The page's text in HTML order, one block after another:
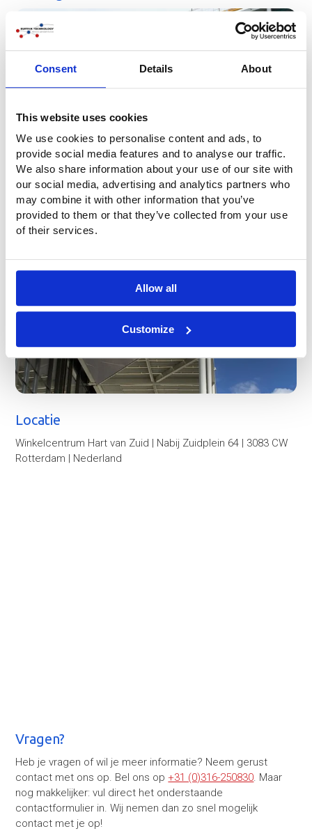
Consent Details About
This website uses cookies
We use cookies to personalise content and ads, to
provide social media features and to analyse our traffic.
We also share information about your use of our site with
our social media, advertising and analytics partners who
may combine it with other information that you’ve
provided to them or that they’ve collected from your use
of their services.
Allow all
Customize
Locatie
Winkelcentrum Hart van Zuid | Nabij Zuidplein 64 | 3083 CW
Rotterdam | Nederland
Vragen?
Heb je vragen of wil je meer informatie? Neem gerust
contact met ons op. Bel ons op +31 (0)316-250830. Maar
nog makkelijker: vul direct het onderstaande
contactformulier in. Wij nemen dan zo snel mogelijk
contact met je op!